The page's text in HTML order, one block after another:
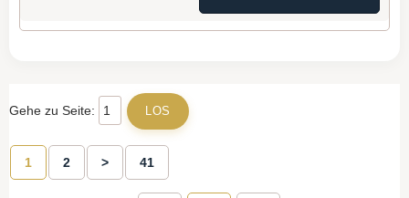
Gehe zu Seite:
1 2 > 41